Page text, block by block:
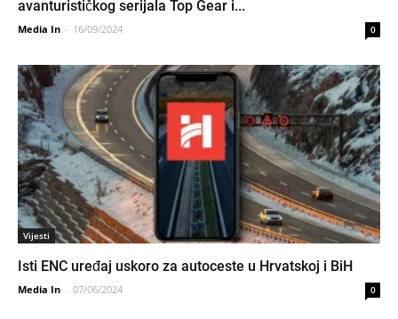
avanturističkog serijala Top Gear i...
Media In - 16/09/2024 0
Vijesti
Isti ENC uređaj uskoro za autoceste u Hrvatskoj i BiH
Media In - 07/06/2024 0